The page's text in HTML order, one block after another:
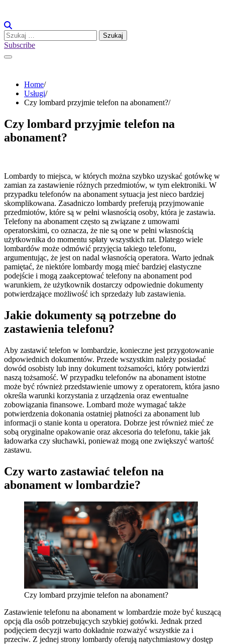
content
Szukaj:
Subscribe
Home
Usługi
Czy lombard przyjmie telefon na abonament?
Czy lombard przyjmie telefon na
abonament?
Lombardy to miejsca, w których można szybko uzyskać gotówkę w
zamian za zastawienie różnych przedmiotów, w tym elektroniki. W
przypadku telefonów na abonament sytuacja jest nieco bardziej
skomplikowana. Zasadniczo lombardy preferują przyjmowanie
przedmiotów, które są w pełni własnością osoby, która je zastawia.
Telefony na abonament często są związane z umowami
operatorskimi, co oznacza, że nie są one w pełni własnością
użytkownika do momentu spłaty wszystkich rat. Dlatego wiele
lombardów może odmówić przyjęcia takiego telefonu,
argumentując, że jest on nadal własnością operatora. Warto jednak
pamiętać, że niektóre lombardy mogą mieć bardziej elastyczne
podejście i mogą zaakceptować telefony na abonament pod
warunkiem, że użytkownik dostarczy odpowiednie dokumenty
potwierdzające możliwość ich sprzedaży lub zastawienia.
Jakie dokumenty są potrzebne do
zastawienia telefonu?
Aby zastawić telefon w lombardzie, konieczne jest przygotowanie
odpowiednich dokumentów. Przede wszystkim należy posiadać
dowód osobisty lub inny dokument tożsamości, który potwierdzi
naszą tożsamość. W przypadku telefonów na abonament istotne
może być również przedstawienie umowy z operatorem, która jasno
określa warunki korzystania z urządzenia oraz ewentualne
zobowiązania finansowe. Lombard może wymagać także
potwierdzenia dokonania ostatniej płatności za abonament lub
informacji o stanie konta u operatora. Dobrze jest również mieć ze
sobą oryginalne opakowanie oraz akcesoria do telefonu, takie jak
ładowarka czy słuchawki, ponieważ mogą one zwiększyć wartość
zastawu.
Czy warto zastawiać telefon na
abonament w lombardzie?
Czy lombard przyjmie telefon na abonament?
Zastawienie telefonu na abonament w lombardzie może być kuszącą
opcją dla osób potrzebujących szybkiej gotówki. Jednak przed
podjęciem decyzji warto dokładnie rozważyć wszystkie za i
przeciw. Z jednej strony lombardy oferują natychmiastowy dostęp